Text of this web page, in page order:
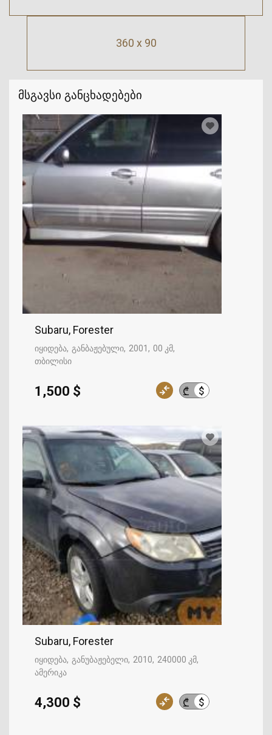
360 x 90
მსგავსი განცხადებები
Subaru, Forester
იყიდება განბაჟებული 2001
00 კმ
თბილისი
₾ $
1,500 $
Subaru, Forester
იყიდება განუბაჟებელი 2010
240000 კმ
ამერიკა
₾ $
4,300 $